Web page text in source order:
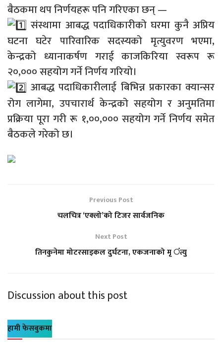
बैठकमा थप निर्णयहरू पनि गरिएका छन् —
संस्थामा आबद्ध पदाधिकारीको घरमा कुनै अप्रिय
घटना घटेर पारिवारिक सदस्यको मृत्युवरण भएमा,
केन्द्रको ध्यानाकर्षण गराई काजकिरिया स्वरूप रू
२०,००० सहयोग गर्ने निर्णय गरियो।
आबद्ध पदाधिकारीलाई बिभिन्न प्रकारका क्यान्सर
रोग लागेमा, उपचारार्थ केन्द्रको सहयोग र अनुमतिमा
प्रक्रिया पूरा गरी रू १,००,००० सहयोग गर्ने निर्णय समेत
बैठकले गरेको छ।
Previous Post
चलचित्र ‘एक्लो’को टिजर सार्वजनिक
Next Post
तिनकुनेमा मोटरसाइकल दुर्घटना, एकजनाको मृ ंत्यु
Discussion about this post
हामी फेसबुकमा